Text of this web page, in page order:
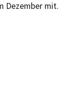
Dezember mit.